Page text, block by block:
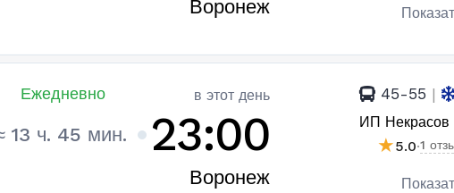
Воронеж
Ежедневно в этот день
13 ч. 45 мин. 23:00
Воронеж
45-55 |
ИП Некрасов
★5.0·1